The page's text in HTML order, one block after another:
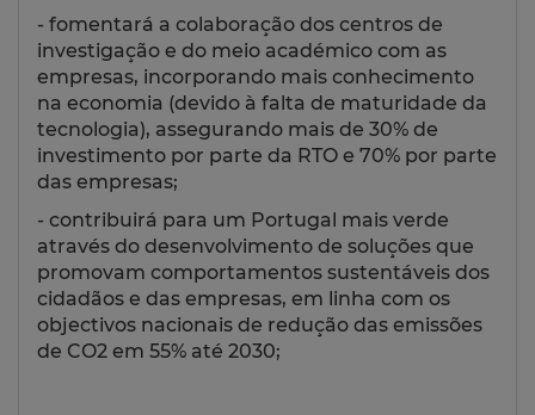
- fomentará a colaboração dos centros de
investigação e do meio académico com as
empresas, incorporando mais conhecimento
na economia (devido à falta de maturidade da
tecnologia), assegurando mais de 30% de
investimento por parte da RTO e 70% por parte
das empresas;
- contribuirá para um Portugal mais verde
através do desenvolvimento de soluções que
promovam comportamentos sustentáveis dos
cidadãos e das empresas, em linha com os
objectivos nacionais de redução das emissões
de CO2 em 55% até 2030;